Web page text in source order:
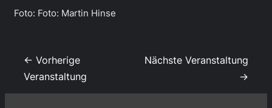
Foto: Foto: Martin Hinse
← Vorherige
Veranstaltung
Nächste Veranstaltung
→